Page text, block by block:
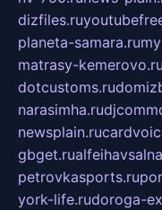
dizfiles.ru
planeta-samara.ru
matrasy-kemerovo.ru
dotcustoms.ru
narasimha.ru
newsplain.ru
gbget.ru
petrovkasports.ru
york-life.rudoroga-